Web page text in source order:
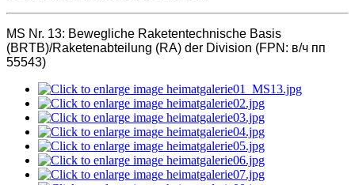
MS Nr. 13: Bewegliche Raketentechnische Basis
(BRTB)/Raketenabteilung (RA) der Division (FPN: в/ч пп
55543)